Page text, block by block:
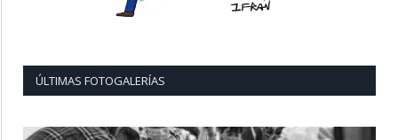
ÚLTIMAS FOTOGALERÍAS